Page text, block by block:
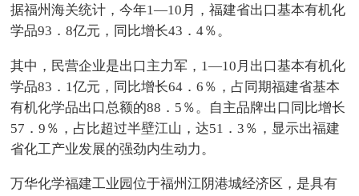
据福州海关统计，今年1—10月，福建省出口基本有机化
学品93．8亿元，同比增长43．4％。
其中，民营企业是出口主力军，1—10月出口基本有机化
学品83．1亿元，同比增长64．6％，占同期福建省基本
有机化学品出口总额的88．5％。自主品牌出口同比增长
57．9％，占比超过半壁江山，达51．3％，显示出福建
省化工产业发展的强劲内生动力。
万华化学福建工业园位于福州江阴港城经济区，是具有